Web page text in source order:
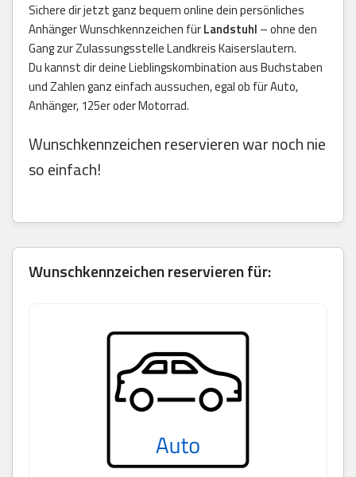
Sichere dir jetzt ganz bequem online dein persönliches
Anhänger Wunschkennzeichen fürLandstuhl – ohne den
Gang zur Zulassungsstelle Landkreis Kaiserslautern.
Du kannst dir deine Lieblingskombination aus Buchstaben
und Zahlen ganz einfach aussuchen, egal ob für Auto,
Anhänger, 125er oder Motorrad.
Wunschkennzeichen reservieren war noch nie
so einfach!
Wunschkennzeichen reservieren für: